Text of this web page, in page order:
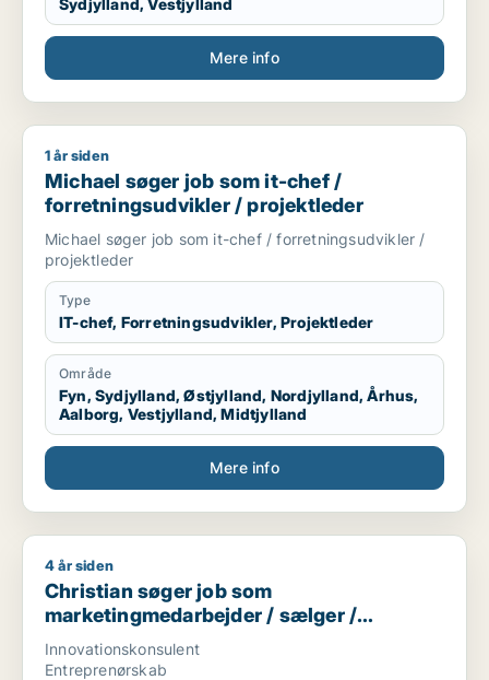
Sydjylland, Vestjylland
Mere info
Michael søger job som it-chef / forretningsudvikler /
1 år siden
Michael søger job som it-chef /
forretningsudvikler / projektleder
Michael søger job som it-chef / forretningsudvikler /
projektleder
Type
IT-chef, Forretningsudvikler, Projektleder
Område
Fyn, Sydjylland, Østjylland, Nordjylland, Århus,
Aalborg, Vestjylland, Midtjylland
Mere info
Christian søger job som marketingmedarbejder / sælger /
4 år siden
Christian søger job som
marketingmedarbejder / sælger /
forretningsudvikler / kreativ medarbejder
/ lærer
Innovationskonsulent
Entreprenørskab